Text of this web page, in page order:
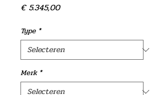
€ 5.345,00Prijs
Type *
Merk *